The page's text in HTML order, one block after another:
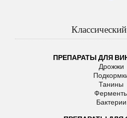
ПРЕПАРАТЫ ДЛЯ
Дрожжи
Танины
Бактерии